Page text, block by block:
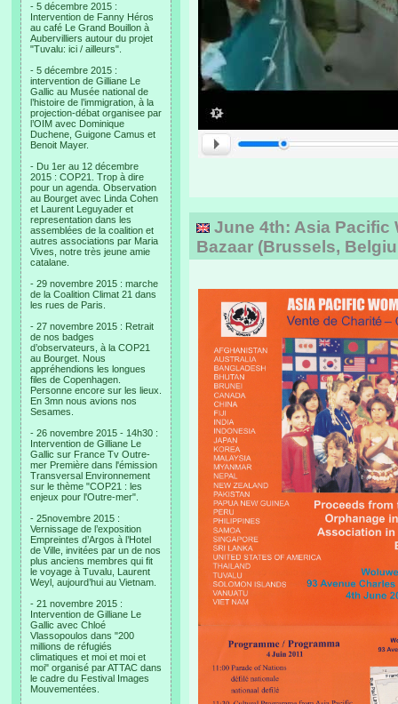
- 5 décembre 2015 :
Intervention de Fanny Héros
au café Le Grand Bouillon à
Aubervilliers autour du projet
"Tuvalu: ici / ailleurs".
- 5 décembre 2015 :
intervention de Gilliane Le
Gallic au Musée national de
l’histoire de l’immigration, à la
projection-débat organisee par
l’OIM avec Dominique
Duchene, Guigone Camus et
Benoit Mayer.
- Du 1er au 12 décembre
2015 : COP21. Trop à dire
pour un agenda. Observation
au Bourget avec Linda Cohen
et Laurent Leguyader et
representation dans les
assemblées de la coalition et
autres associations par Maria
Vives, notre très jeune amie
catalane.
- 29 novembre 2015 : marche
de la Coalition Climat 21 dans
les rues de Paris.
- 27 novembre 2015 : Retrait
de nos badges
d’observateurs, à la COP21
au Bourget. Nous
appréhendions les longues
files de Copenhagen.
Personne encore sur les lieux.
En 3mn nous avions nos
Sesames.
- 26 novembre 2015 - 14h30 :
Intervention de Gilliane Le
Gallic sur France Tv Outre-
mer Première dans l'émission
Transversal Environnement
sur le thème "COP21 : les
enjeux pour l'Outre-mer".
- 25novembre 2015 :
Vernissage de l’exposition
Empreintes d’Argos à l’Hotel
de Ville, invitées par un de nos
plus anciens membres qui fit
le voyage à Tuvalu, Laurent
Weyl, aujourd’hui au Vietnam.
- 21 novembre 2015 :
Intervention de Gilliane Le
Gallic avec Chloé
Vlassopoulos dans "200
millions de réfugiés
climatiques et moi et moi et
moi" organisé par ATTAC dans
le cadre du Festival Images
Mouvementées.
June 4th: Asia Pacific
Bazaar (Brussels,